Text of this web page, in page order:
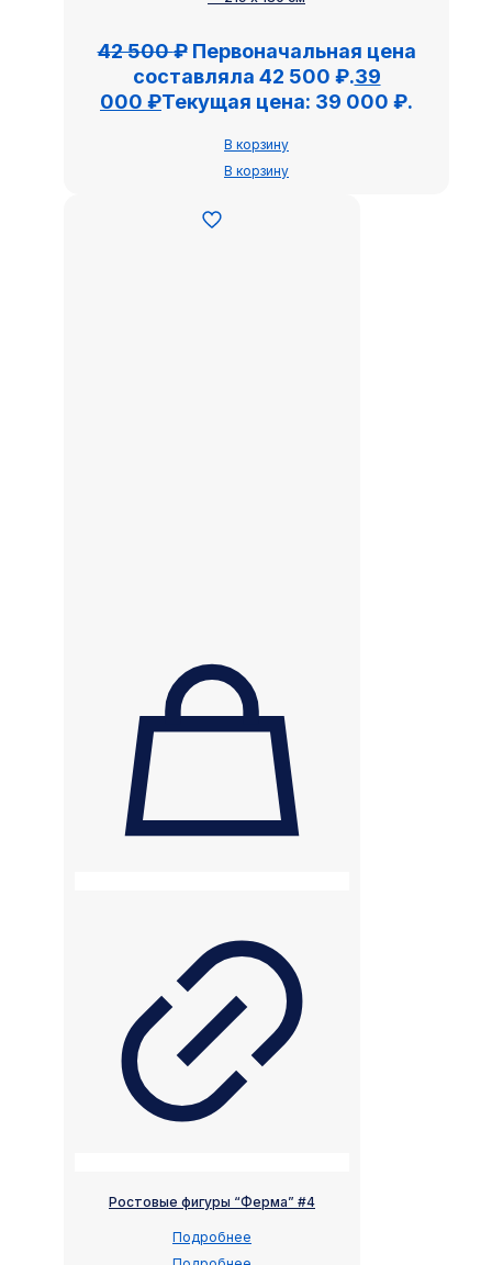
42 500₽ Первоначальная цена
составляла 42 500 ₽.39
000 ₽Текущая цена: 39 000 ₽.
В корзину
В корзину
Ростовые фигуры “Ферма” #4
Подробнее